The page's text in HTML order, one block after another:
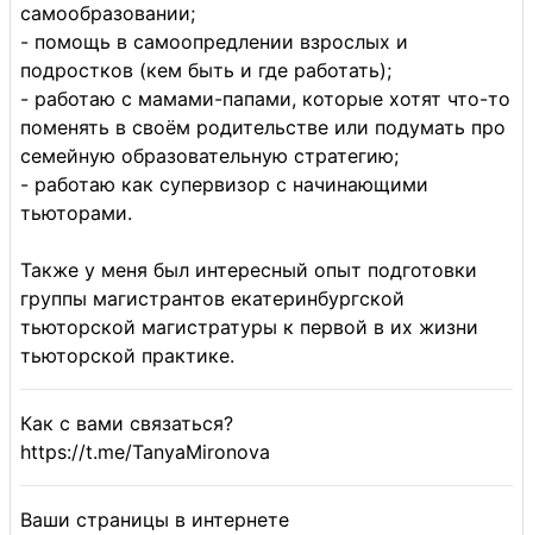
самообразовании;
- помощь в самоопредлении взрослых и
подростков (кем быть и где работать);
- работаю с мамами-папами, которые хотят что-то
поменять в своём родительстве или подумать про
семейную образовательную стратегию;
- работаю как супервизор с начинающими
тьюторами.
Также у меня был интересный опыт подготовки
группы магистрантов екатеринбургской
тьюторской магистратуры к первой в их жизни
тьюторской практике.
Как с вами связаться?
https://t.me/TanyaMironova
Ваши страницы в интернете